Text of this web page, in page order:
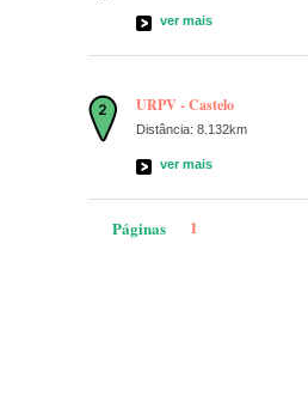
ver mais
URPV - Castelo
Distância: 8.132km
ver mais
Páginas 1